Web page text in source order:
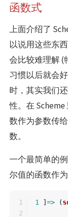
函数式
上面介绍了
以说用这些东
会比较难理解 (
习惯以后就会
时，其实我们
性。在
数作为参数传
数。
一个最简单的
尔值的函数作
1
2
1 ] => (